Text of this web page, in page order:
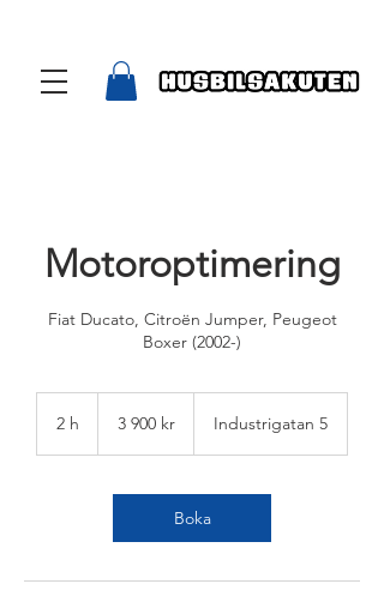
Motoroptimering
Fiat Ducato, Citroën Jumper, Peugeot
Boxer (2002-)
2 h
kronor3 900 kr Industrigatan 5
Boka